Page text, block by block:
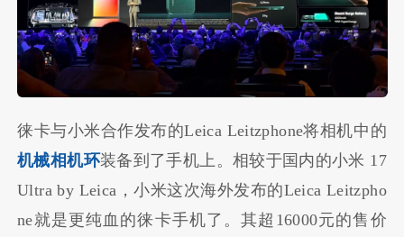
徕卡与小米合作发布的Leica Leitzphone将相机中的
机械相机环装备到了手机上。相较于国内的小米 17
Ultra by Leica，小米这次海外发布的Leica Leitzpho
ne就是更纯血的徕卡手机了。其超16000元的售价